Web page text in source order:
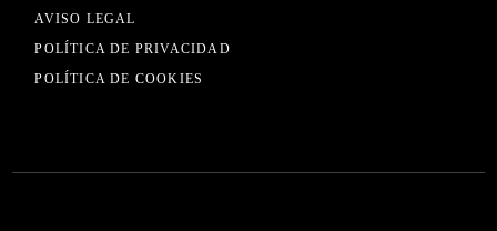
AVISO LEGAL
POLÍTICA DE PRIVACIDAD
POLÍTICA DE COOKIES